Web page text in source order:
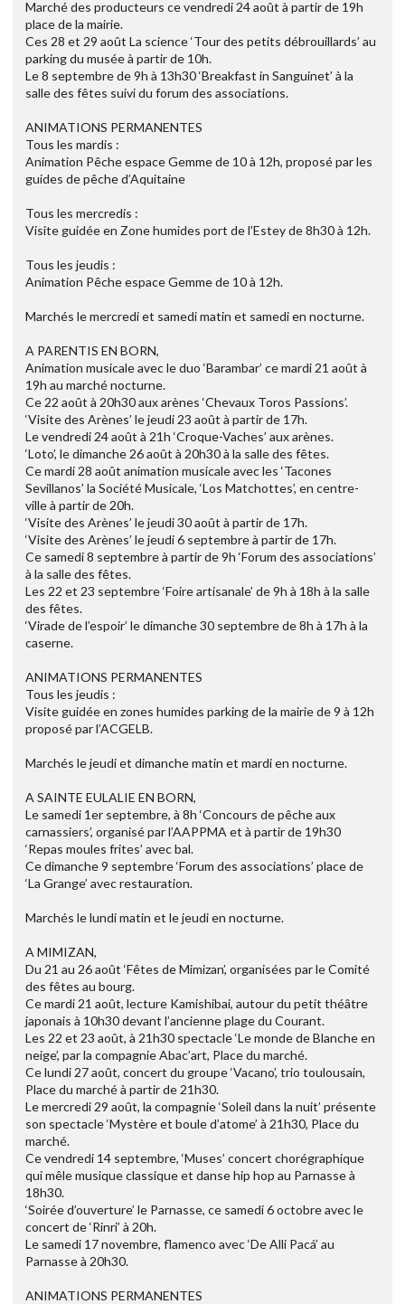
Marché des producteurs ce vendredi 24 août à partir de 19h
place de la mairie.
Ces 28 et 29 août La science ‘Tour des petits débrouillards’ au
parking du musée à partir de 10h.
Le 8 septembre de 9h à 13h30 ‘Breakfast in Sanguinet’ à la
salle des fêtes suivi du forum des associations.
ANIMATIONS PERMANENTES
Tous les mardis :
Animation Pêche espace Gemme de 10 à 12h, proposé par les
guides de pêche d’Aquitaine
Tous les mercredis :
Visite guidée en Zone humides port de l’Estey de 8h30 à 12h.
Tous les jeudis :
Animation Pêche espace Gemme de 10 à 12h.
Marchés le mercredi et samedi matin et samedi en nocturne.
A PARENTIS EN BORN,
Animation musicale avec le duo ‘Barambar’ ce mardi 21 août à
19h au marché nocturne.
Ce 22 août à 20h30 aux arènes ‘Chevaux Toros Passions’.
‘Visite des Arènes’ le jeudi 23 août à partir de 17h.
Le vendredi 24 août à 21h ‘Croque-Vaches’ aux arènes.
‘Loto’, le dimanche 26 août à 20h30 à la salle des fêtes.
Ce mardi 28 août animation musicale avec les ‘Tacones
Sevillanos’ la Société Musicale, ‘Los Matchottes’, en centre-
ville à partir de 20h.
‘Visite des Arènes’ le jeudi 30 août à partir de 17h.
‘Visite des Arènes’ le jeudi 6 septembre à partir de 17h.
Ce samedi 8 septembre à partir de 9h ‘Forum des associations’
à la salle des fêtes.
Les 22 et 23 septembre ‘Foire artisanale’ de 9h à 18h à la salle
des fêtes.
‘Virade de l’espoir’ le dimanche 30 septembre de 8h à 17h à la
caserne.
ANIMATIONS PERMANENTES
Tous les jeudis :
Visite guidée en zones humides parking de la mairie de 9 à 12h
proposé par l’ACGELB.
Marchés le jeudi et dimanche matin et mardi en nocturne.
A SAINTE EULALIE EN BORN,
Le samedi 1er septembre, à 8h ‘Concours de pêche aux
carnassiers’, organisé par l’AAPPMA et à partir de 19h30
‘Repas moules frites’ avec bal.
Ce dimanche 9 septembre ‘Forum des associations’ place de
‘La Grange’ avec restauration.
Marchés le lundi matin et le jeudi en nocturne.
A MIMIZAN,
Du 21 au 26 août ‘Fêtes de Mimizan’, organisées par le Comité
des fêtes au bourg.
Ce mardi 21 août, lecture Kamishibai, autour du petit théâtre
japonais à 10h30 devant l’ancienne plage du Courant.
Les 22 et 23 août, à 21h30 spectacle ‘Le monde de Blanche en
neige’, par la compagnie Abac’art, Place du marché.
Ce lundi 27 août, concert du groupe ‘Vacano’, trio toulousain,
Place du marché à partir de 21h30.
Le mercredi 29 août, la compagnie ‘Soleil dans la nuit’ présente
son spectacle ‘Mystère et boule d’atome’ à 21h30, Place du
marché.
Ce vendredi 14 septembre, ‘Muses’ concert chorégraphique
qui mêle musique classique et danse hip hop au Parnasse à
18h30.
‘Soirée d’ouverture’ le Parnasse, ce samedi 6 octobre avec le
concert de ‘Rinri’ à 20h.
Le samedi 17 novembre, flamenco avec ‘De Alli Pacá’ au
Parnasse à 20h30.
ANIMATIONS PERMANENTES